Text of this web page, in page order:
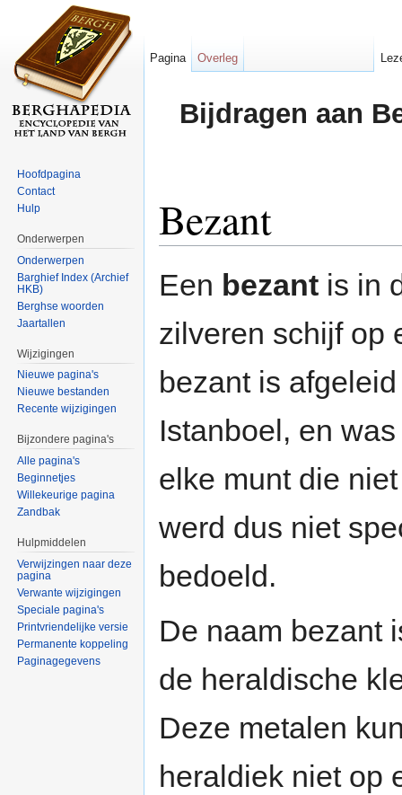
Bijdragen aan
Bezant
Een bezant is in
zilveren schijf op
bezant is
Istanboel, en
elke munt die
werd dus niet
bedoeld.
De naam bezant
de heraldische
Deze metalen
heraldiek niet op
Pagina Overleg
Hoofdpagina
Contact
Hulp
Onderwerpen
Onderwerpen
Barghief Index (Archief
HKB)
Berghse woorden
Jaartallen
Wijzigingen
Nieuwe pagina's
Nieuwe bestanden
Recente wijzigingen
Bijzondere pagina's
Alle pagina's
Beginnetjes
Willekeurige pagina
Zandbak
Hulpmiddelen
Verwijzingen naar deze
pagina
Verwante wijzigingen
Speciale pagina's
Printvriendelijke versie
Permanente koppeling
Paginagegevens